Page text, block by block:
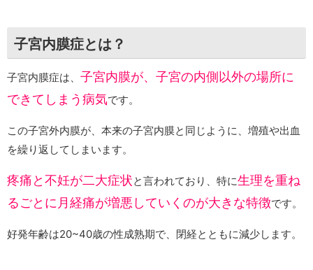
子宮内膜症とは？
子宮内膜症は、 子宮内膜が、子宮の内側以外の場所に
できてしまう病気です。
この子宮外内膜が、本来の子宮内膜と同じように、増殖や出血
を繰り返してしまいます。
疼痛と不妊が二大症状と言われており、特に生理を重ね
るごとに月経痛が増悪していくのが大きな特徴です。
好発年齢は20~40歳の性成熟期で、閉経とともに減少します。